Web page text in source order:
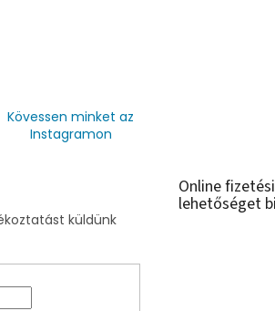
Kövessen minket az
Instagramon
küldünk
Online fizetési
lehetőséget